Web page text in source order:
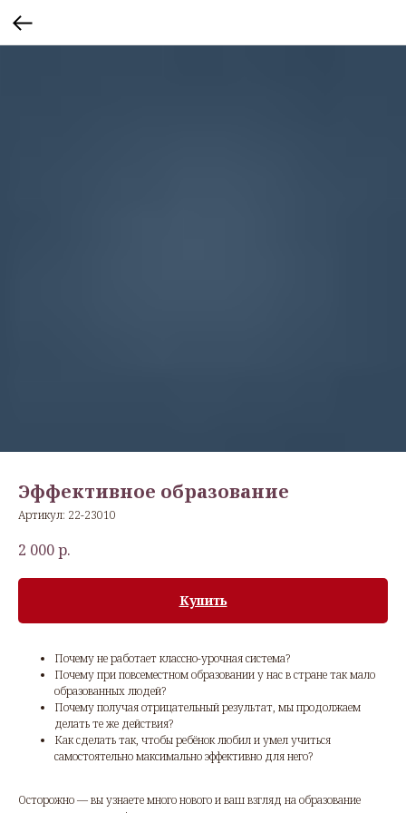
Эффективное образование
Артикул: 22-23010
2 000р.
Купить
Почему не работает классно-урочная система?
Почему при повсеместном образовании у нас в стране так мало
образованных людей?
Почему получая отрицательный результат, мы продолжаем
делать те же действия?
Как сделать так, чтобы ребёнок любил и умел учиться
самостоятельно максимально эффективно для него?
Осторожно — вы узнаете много нового и ваш взгляд на образование